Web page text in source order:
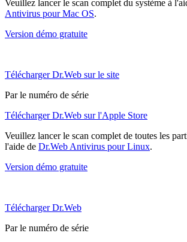
Veuillez lancer le scan complet du système à
Antivirus pour Mac OS.
Version démo gratuite
Télécharger Dr.Web sur le site
Par le numéro de série
Télécharger Dr.Web sur l'Apple Store
Veuillez lancer le scan complet de toutes les
l'aide de Dr.Web Antivirus pour Linux.
Version démo gratuite
Télécharger Dr.Web
Par le numéro de série